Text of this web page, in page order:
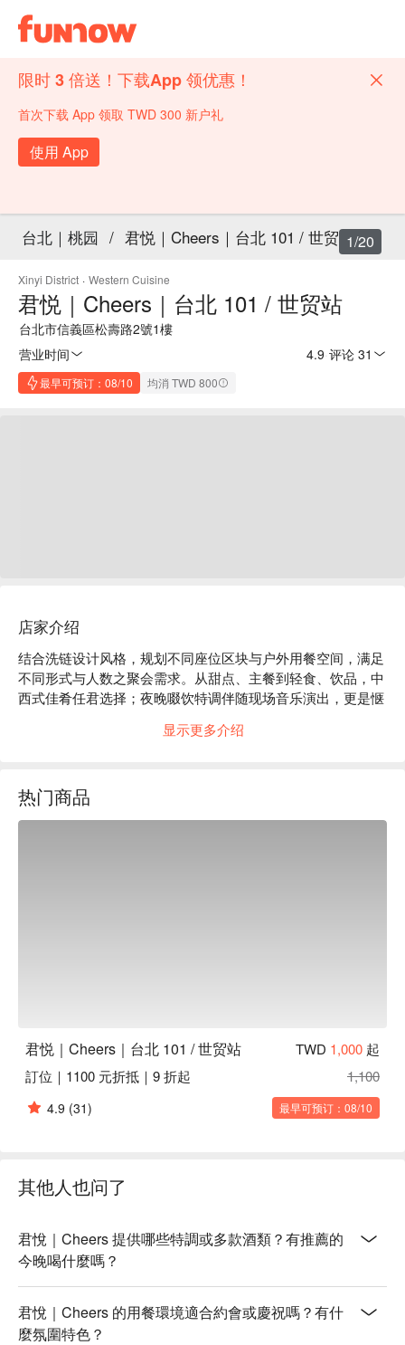
限时 3 倍送！下载App 领优惠！
首次下载 App 领取 TWD 300 新户礼
使用 App
台北｜桃园 / 君悦｜Cheers｜台北 101 / 世贸站
Xinyi District · Western Cuisine
君悦｜Cheers｜台北 101 / 世贸站
台北市信義區松壽路2號1樓
营业时间
4.9 评论 31
最早可预订：08/10 均消 TWD 800
1/20
店家介绍
结合洗链设计风格，规划不同座位区块与户外用餐空间，满足
不同形式与人数之聚会需求。从甜点、主餐到轻食、饮品，中
西式佳肴任君选择；夜晚啜饮特调伴随现场音乐演出，更是惬
显示更多介绍
热门商品
君悦｜Cheers｜台北 101 / 世贸站 TWD 1,000 起
訂位｜1100 元折抵｜9 折起
1,100
4.9 (31) 最早可预订：08/10
其他人也问了
君悅｜Cheers 提供哪些特調或多款酒類？有推薦的
今晚喝什麼嗎？
君悅｜Cheers 的用餐環境適合約會或慶祝嗎？有什
麼氛圍特色？